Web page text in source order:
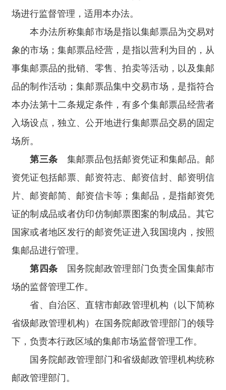
场进行监督管理，适用本办法。
本办法所称集邮市场是指以集邮票品为交易对
象的市场；集邮票品经营，是指以营利为目的，从
事集邮票品的批销、零售、拍卖等活动，以及集邮
品的制作活动；集邮票品集中交易市场，是指符合
本办法第十二条规定条件，有多个集邮票品经营者
入场设点，独立、公开地进行集邮票品交易的固定
场所。
第三条 集邮票品包括邮资凭证和集邮品。邮
资凭证包括邮票、邮资符志、邮资信封、邮资明信
片、邮资邮简、邮资信卡等；集邮品，是指邮资凭
证的制成品或者仿印仿制邮票图案的制成品。其它
国家或者地区发行的邮资凭证进入我国境内，按照
集邮品进行管理。
第四条 国务院邮政管理部门负责全国集邮市
场的监督管理工作。
省、自治区、直辖市邮政管理机构（以下简称
省级邮政管理机构）在国务院邮政管理部门的领导
下，负责本行政区域的集邮市场监督管理工作。
国务院邮政管理部门和省级邮政管理机构统称
邮政管理部门。